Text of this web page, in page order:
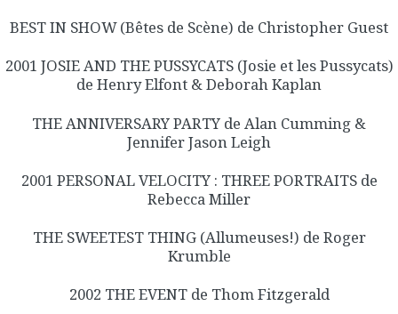
BEST IN SHOW (Bêtes de Scène) de Christopher Guest
2001 JOSIE AND THE PUSSYCATS (Josie et les Pussycats)
de Henry Elfont & Deborah Kaplan
THE ANNIVERSARY PARTY de Alan Cumming &
Jennifer Jason Leigh
2001 PERSONAL VELOCITY : THREE PORTRAITS de
Rebecca Miller
THE SWEETEST THING (Allumeuses!) de Roger
Krumble
2002 THE EVENT de Thom Fitzgerald